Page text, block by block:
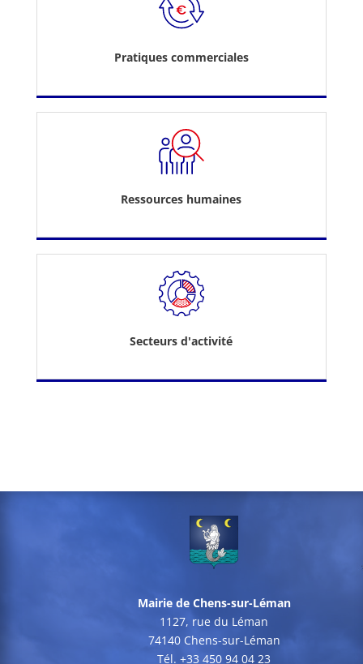
Pratiques commerciales
Ressources humaines
Secteurs d'activité
Mairie de Chens-sur-Léman
1127, rue du Léman
74140 Chens-sur-Léman
Tél. +33 450 94 04 23